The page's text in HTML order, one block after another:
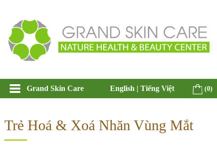
Grand Skin Care English | Tiếng Việt (0)
Trẻ Hoá & Xoá Nhăn Vùng Mắt